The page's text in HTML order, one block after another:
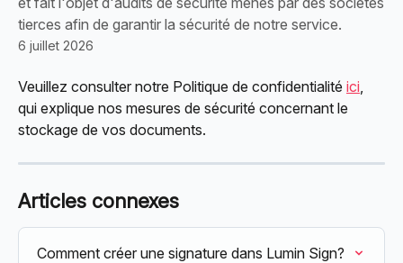
tierces afin de garantir la sécurité de notre service.
6 juillet 2026
Veuillez consulter notre Politique de confidentialité ici,
qui explique nos mesures de sécurité concernant le
stockage de vos documents.
Articles connexes
Comment créer une signature dans Lumin Sign?